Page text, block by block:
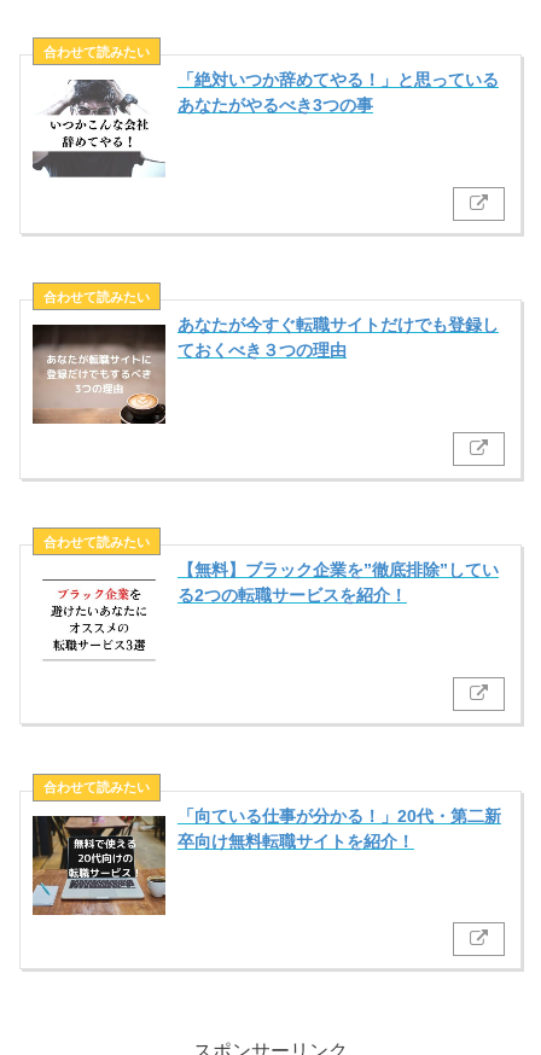
「絶対いつか辞めてやる！」と思っている
あなたがやるべき3つの事
あなたが今すぐ転職サイトだけでも登録し
ておくべき３つの理由
【無料】ブラック企業を”徹底排除”してい
る2つの転職サービスを紹介！
「向ている仕事が分かる！」20代・第二新
卒向け無料転職サイトを紹介！
スポンサーリンク